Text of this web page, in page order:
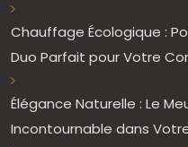
Chauffage Écologique :
Duo Parfait pour Votre
Élégance Naturelle : Le
Incontournable dans